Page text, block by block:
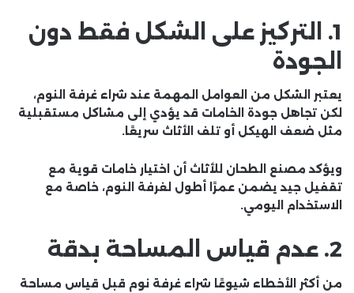
1. التركيز على الشكل فقط دون
الجودة
يعتبر الشكل من العوامل المهمة عند شراء غرفة النوم،
لكن تجاهل جودة الخامات قد يؤدي إلى مشاكل مستقبلية
مثل ضعف الهيكل أو تلف الأثاث سريعًا.
ويؤكد مصنع الطحان للأثاث أن اختيار خامات قوية مع
تقفيل جيد يضمن عمرًا أطول لغرفة النوم، خاصة مع
الاستخدام اليومي.
2. عدم قياس المساحة بدقة
من أكثر الأخطاء شيوعًا شراء غرفة نوم قبل قياس مساحة